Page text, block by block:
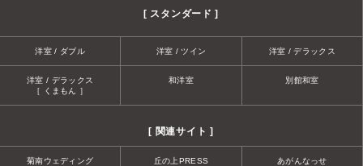
[ スタンダード ]
洋室 / ダブル 洋室 / ツイン 洋室 / デラックス
洋室 / デラックス
［ くまもん ］
和洋室 別館和室
[ 関連サイト ]
菊南ウェディング 丘の上PRESS あがんなっせ